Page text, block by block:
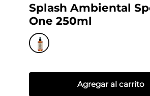
Splash Ambiental
One 250ml
Agregar al carrito